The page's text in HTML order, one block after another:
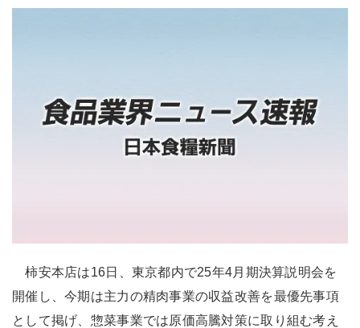
柿安本店は16日、東京都内で25年4月期決算説明会を
開催し、今期は主力の精肉事業の収益改善を最優先事項
として掲げ、惣菜事業では原価高騰対策に取り組む考え